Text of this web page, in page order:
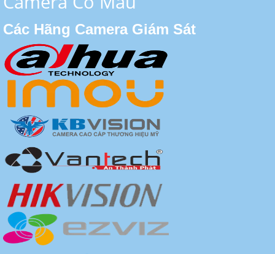
Các Hãng Camera Giám Sát